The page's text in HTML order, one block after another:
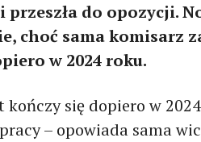
przeszła do opozycji.
choć sama komisarz
w 2024 roku.
kończy się dopiero w
– opowiada sama